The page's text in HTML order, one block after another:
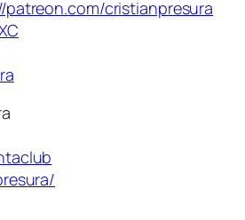
patreon.com/cristianpresura